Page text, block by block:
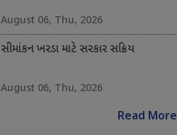
August 06, Thu, 2026
સીમાંકન ખરડા માટે સરકાર સક્રિય
August 06, Thu, 2026
Read More